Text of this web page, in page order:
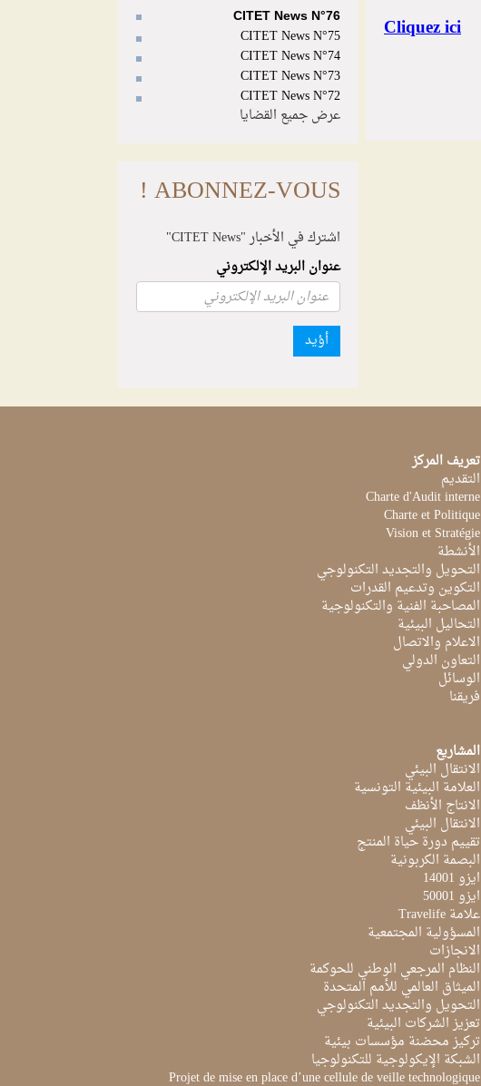
CITET News N°76
CITET News N°75
CITET News N°74
CITET News N°73
CITET News N°72
عرض جميع القضايا
ABONNEZ-VOUS !
اشترك في الأخبار "CITET News"
عنوان البريد الإلكتروني
أؤيد
تعريف المركز
التقديم
Charte d'Audit interne
Charte et Politique
Vision et Stratégie
الأنشطة
التحويل والتجديد التكنولوجي
التكوين وتدعيم القدرات
المصاحبة الفنية والتكنولوجية
التحاليل البيئية
الاعلام والاتصال
التعاون الدولي
الوسائل
فريقنا
المشاريع
الانتقال البيئي
العلامة البيئية التونسية
الانتاج الأنظف
الانتقال البيئي
تقييم دورة حياة المنتج
البصمة الكربونية
ايزو 14001
ايزو 50001
علامة Travelife
المسؤولية المجتمعية
الانجازات
النظام المرجعي الوطني للحوكمة
الميثاق العالمي للأمم المتحدة
التحويل والتجديد التكنولوجي
تعزيز الشركات البيئية
تركيز محضنة مؤسسات بيئية
الشبكة الإيكولوجية للتكنولوجيا
Projet de mise en place d’une cellule de veille technologique